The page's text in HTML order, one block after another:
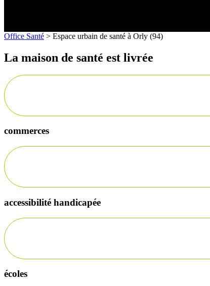
Office Santé > Espace urbain de santé à Orly (94)
La maison de santé est livrée
commerces
accessibilité handicapée
écoles